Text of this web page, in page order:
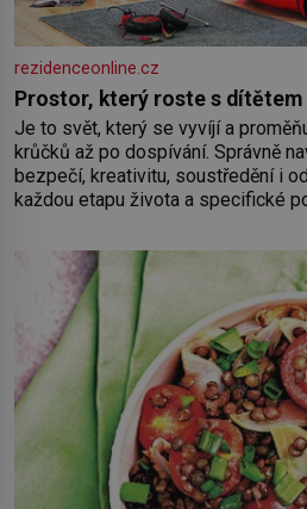
rezidenceonline.cz
Prostor, který roste s dítětem
Je to svět, který se vyvíjí a
krůčků až po dospívání. Správně
bezpečí, kreativitu, soustředění i
každou etapu života a specifické
by pokoj miminka měl působit
Předškolní věk je